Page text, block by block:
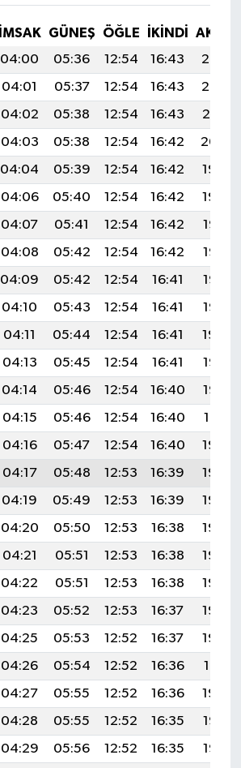
İMSAK GÜNEŞ ÖĞLE İKINDI
04:00 05:36 12:54 16:43
20:03
04:01 05:37 12:54 16:43
20:02
04:02 05:38 12:54 16:43
20:01
04:03 05:38 12:54 16:42
20:00
04:04 05:39 12:54 16:42
19:59
04:06 05:40 12:54 16:42
19:59
04:07 05:41 12:54 16:42
19:58
04:08 05:42 12:54 16:42
19:57
04:09 05:42 12:54 16:41
19:56
04:10 05:43 12:54 16:41
19:55
04:11 05:44 12:54 16:41
19:54
04:13 05:45 12:54 16:41
19:53
04:14 05:46 12:54 16:40
19:52
04:15 05:46 12:54 16:40
19:51
04:16 05:47 12:54 16:40
19:50
04:17 05:48 12:53 16:39
19:49
04:19 05:49 12:53 16:39
19:48
04:20 05:50 12:53 16:38
19:46
04:21 05:51 12:53 16:38
19:45
04:22 05:51 12:53 16:38
19:44
04:23 05:52 12:53 16:37
19:43
04:25 05:53 12:52 16:37
19:42
04:26 05:54 12:52 16:36
19:41
04:27 05:55 12:52 16:36
19:39
04:28 05:55 12:52 16:35
19:38
04:29 05:56 12:52 16:35
19:37